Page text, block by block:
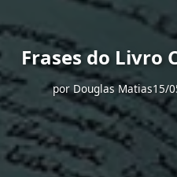
Frases do Livro
porDouglas Matias15/